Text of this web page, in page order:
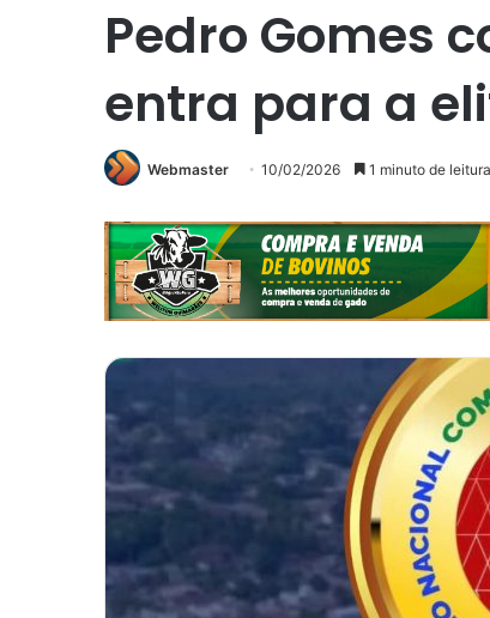
Pedro Gomes
entra para a
Webmaster 10/02/2026 1 minuto de leitura